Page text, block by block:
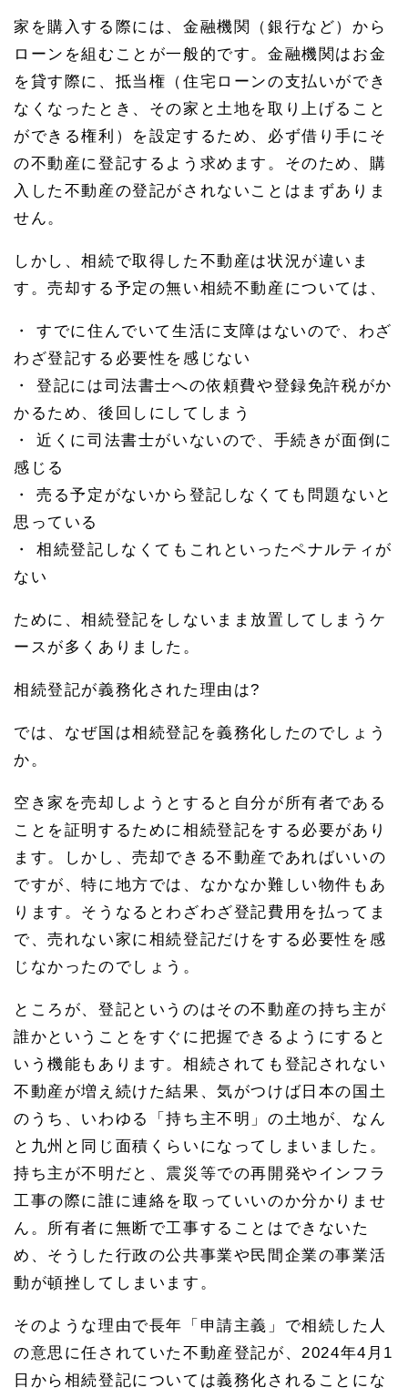
家を購入する際には、金融機関（銀行など）から
ローンを組むことが一般的です。金融機関はお金
を貸す際に、抵当権（住宅ローンの支払いができ
なくなったとき、その家と土地を取り上げること
ができる権利）を設定するため、必ず借り手にそ
の不動産に登記するよう求めます。そのため、購
入した不動産の登記がされないことはまずありま
せん。
しかし、相続で取得した不動産は状況が違いま
す。売却する予定の無い相続不動産については、
・ すでに住んでいて生活に支障はないので、わざ
わざ登記する必要性を感じない
・ 登記には司法書士への依頼費や登録免許税がか
かるため、後回しにしてしまう
・ 近くに司法書士がいないので、手続きが面倒に
感じる
・ 売る予定がないから登記しなくても問題ないと
思っている
・ 相続登記しなくてもこれといったペナルティが
ない
ために、相続登記をしないまま放置してしまうケ
ースが多くありました。
相続登記が義務化された理由は?
では、なぜ国は相続登記を義務化したのでしょう
か。
空き家を売却しようとすると自分が所有者である
ことを証明するために相続登記をする必要があり
ます。しかし、売却できる不動産であればいいの
ですが、特に地方では、なかなか難しい物件もあ
ります。そうなるとわざわざ登記費用を払ってま
で、売れない家に相続登記だけをする必要性を感
じなかったのでしょう。
ところが、登記というのはその不動産の持ち主が
誰かということをすぐに把握できるようにすると
いう機能もあります。相続されても登記されない
不動産が増え続けた結果、気がつけば日本の国土
のうち、いわゆる「持ち主不明」の土地が、なん
と九州と同じ面積くらいになってしまいました。
持ち主が不明だと、震災等での再開発やインフラ
工事の際に誰に連絡を取っていいのか分かりませ
ん。所有者に無断で工事することはできないた
め、そうした行政の公共事業や民間企業の事業活
動が頓挫してしまいます。
そのような理由で長年「申請主義」で相続した人
の意思に任されていた不動産登記が、2024年4月1
日から相続登記については義務化されることにな